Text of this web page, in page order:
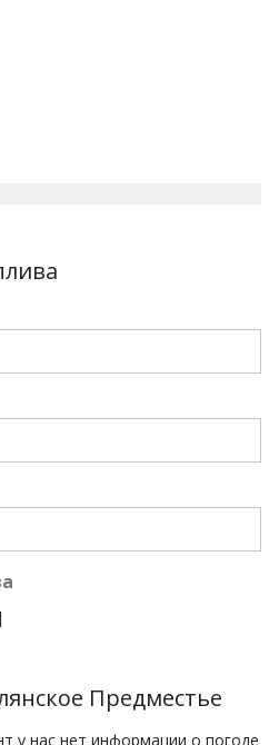
Предместье
у нас нет информации о погоде